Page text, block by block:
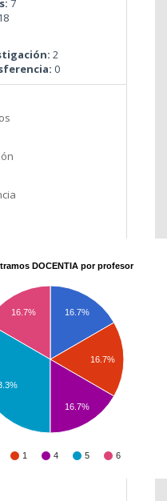
7
2
0
DOCENTIA por profesor
1 4 5 6
16.7%
16.7%
16.7%
16.7%